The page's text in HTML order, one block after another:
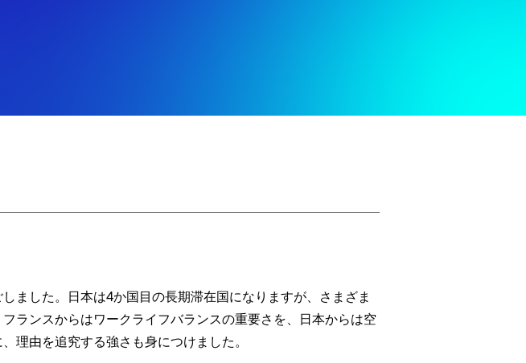
ました。日本は4か国目の長期滞在国になりますが、さまざま
ランスからはワークライフバランスの重要さを、日本からは空
理由を追究する強さも身につけました。